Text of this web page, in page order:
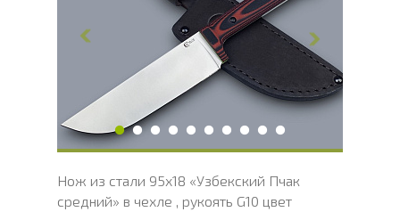
Ширина клинка, мм
Толщина обуха, мм
Длина рукояти, мм
130
Толщина рукояти, мм
16
Твердость клинка, HRC
56 - 58 HRC
Вес, г
157
Нож из стали 95х18 «Узбекский Пчак
средний» в чехле , рукоять G10 цвет